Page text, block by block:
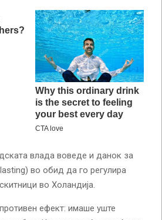
влада воведе и данок за
во обид да го регулира
во Холандија.
ефект: имаше уште